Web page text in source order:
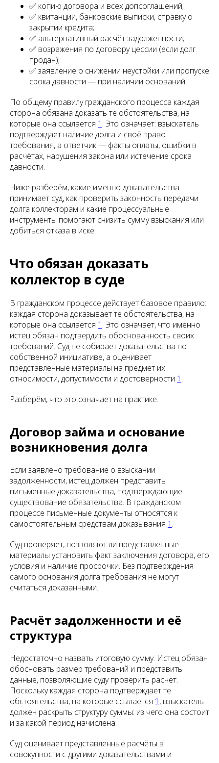
✅ копию договора и всех допсоглашений;
✅ квитанции, банковские выписки, справку о
закрытии кредита;
✅ альтернативный расчёт задолженности;
✅ возражения по договору цессии (если долг
продан);
✅ заявление о снижении неустойки или пропуске
срока давности — при наличии оснований.
По общему правилу гражданского процесса каждая
сторона обязана доказать те обстоятельства, на
которые она ссылается 1 . Это означает: взыскатель
подтверждает наличие долга и своё право
требования, а ответчик — факты оплаты, ошибки в
расчётах, нарушения закона или истечение срока
давности.
Ниже разберём, какие именно доказательства
принимает суд, как проверить законность передачи
долга коллекторам и какие процессуальные
инструменты помогают снизить сумму взыскания или
добиться отказа в иске.
Что обязан доказать
коллектор в суде
В гражданском процессе действует базовое правило:
каждая сторона доказывает те обстоятельства, на
которые она ссылается 1 . Это означает, что именно
истец обязан подтвердить обоснованность своих
требований. Суд не собирает доказательства по
собственной инициативе, а оценивает
представленные материалы на предмет их
относимости, допустимости и достоверности 1 .
Разберём, что это означает на практике.
Договор займа и основание
возникновения долга
Если заявлено требование о взыскании
задолженности, истец должен представить
письменные доказательства, подтверждающие
существование обязательства. В гражданском
процессе письменные документы относятся к
самостоятельным средствам доказывания 1 .
Суд проверяет, позволяют ли представленные
материалы установить факт заключения договора, его
условия и наличие просрочки. Без подтверждения
самого основания долга требования не могут
считаться доказанными.
Расчёт задолженности и её
структура
Недостаточно назвать итоговую сумму. Истец обязан
обосновать размер требований и представить
данные, позволяющие суду проверить расчёт.
Поскольку каждая сторона подтверждает те
обстоятельства, на которые ссылается 1 , взыскатель
должен раскрыть структуру суммы: из чего она состоит
и за какой период начислена.
Суд оценивает представленные расчёты в
совокупности с другими доказательствами и